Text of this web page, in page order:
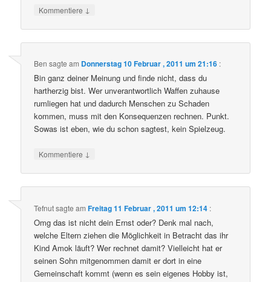
Kommentiere ↓
Ben sagte am Donnerstag 10 Februar , 2011 um 21:16 :
Bin ganz deiner Meinung und finde nicht, dass du
hartherzig bist. Wer unverantwortlich Waffen zuhause
rumliegen hat und dadurch Menschen zu Schaden
kommen, muss mit den Konsequenzen rechnen. Punkt.
Sowas ist eben, wie du schon sagtest, kein Spielzeug.
Kommentiere ↓
Tefnutsagte amFreitag 11 Februar , 2011 um 12:14 :
Omg das ist nicht dein Ernst oder? Denk mal nach,
welche Eltern ziehen die Möglichkeit in Betracht das ihr
Kind Amok läuft? Wer rechnet damit? Vielleicht hat er
seinen Sohn mitgenommen damit er dort in eine
Gemeinschaft kommt (wenn es sein eigenes Hobby ist,